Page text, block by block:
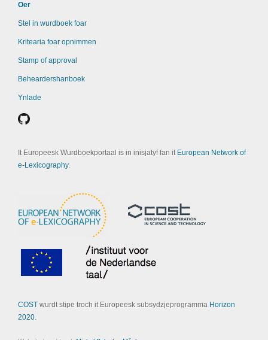
Oer
Stel in wurdboek foar
Kritearia foar opnimmen
Stamp of approval
Beheardershanboek
Ynlade
It Europeesk Wurdboekportaal is in inisjatyf fan it European Network of
e-Lexicography.
COSTwurdt stipe troch it Europeesk subsydzjeprogramma Horizon
2020.